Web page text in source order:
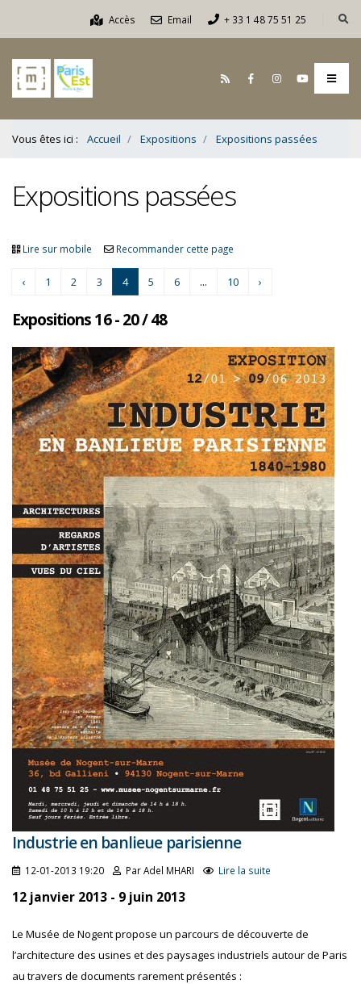
Accès Email + 33 1 48 75 51 25
Vous êtes ici : Accueil Expositions Expositions passées
Expositions passées
Lire sur mobile Recommander cette page
‹ 1 2 3 4 5 6 ... 10 ›
Expositions 16 - 20 / 48
Industrie en banlieue parisienne
12-01-2013 19:20 Par Adel MHARI Lire la suite
12 janvier 2013 - 9 juin 2013
Le Musée de Nogent propose un parcours de découverte de
l’architecture des usines et des paysages industriels autour de Paris
au travers de documents rarement présentés :